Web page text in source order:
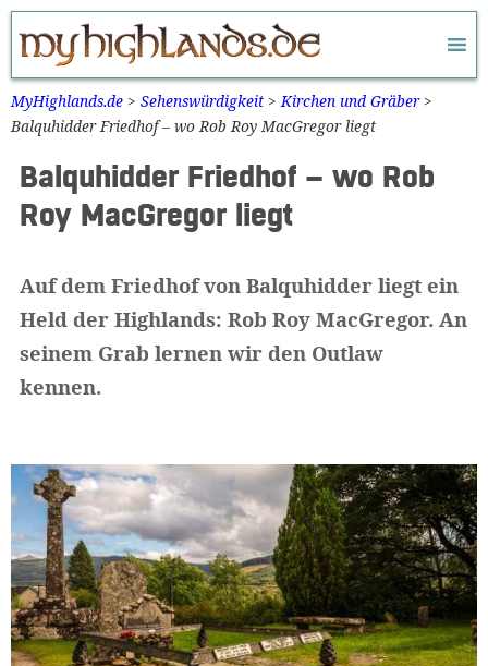
Zum
Inhalt
springen
MyHighlands.de > Sehenswürdigkeit >Kirchen und Gräber >
Balquhidder Friedhof – wo Rob Roy MacGregor liegt
Balquhidder Friedhof – wo Rob
Roy MacGregor liegt
Auf dem Friedhof von Balquhidder liegt ein
Held der Highlands: Rob Roy MacGregor. An
seinem Grab lernen wir den Outlaw
kennen.